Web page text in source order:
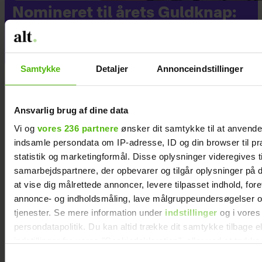
Samtykke Detaljer Annonceindstillinger
Ansvarlig brug af dine data
Vi og vores 236 partnere ønsker dit samtykke til at
indsamle persondata om IP-adresse, ID og din browser til
statistik og marketingformål. Disse oplysninger videregives
samarbejdspartnere, der opbevarer og tilgår oplysninger på
at vise dig målrettede annoncer, levere tilpasset indhold,
annonce- og indholdsmåling, lave målgruppeundersøgelser
tjenester. Se mere information under indstillinger og i vores
persondatapolitik. Du kan altid trække dit samtykke tilbage
Nomineret til årets Guldknap:
"Vi er et brand, som mange
generationer har tillid til"